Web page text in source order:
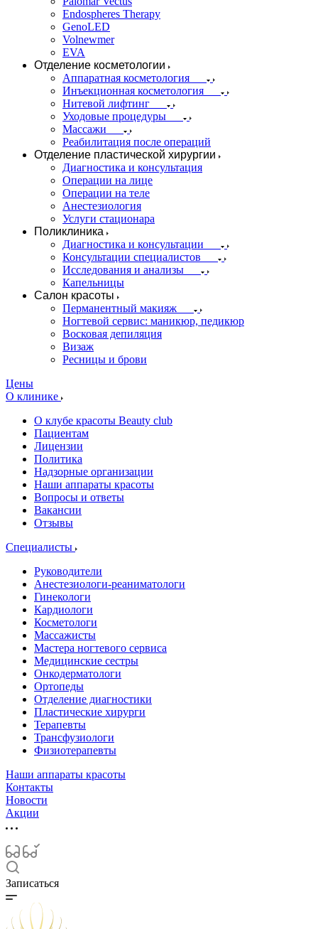
Endospheres Therapy
GenoLED
Volnewmer
EVA
Отделение косметологии
Аппаратная косметология
Инъекционная косметология
Нитевой лифтинг
Уходовые процедуры
Массажи
Реабилитация после операций
Отделение пластической хирургии
Диагностика и консультация
Операции на лице
Операции на теле
Анестезиология
Услуги стационара
Поликлиника
Диагностика и консультации
Консультации специалистов
Исследования и анализы
Капельницы
Салон красоты
Перманентный макияж
Ногтевой сервис: маникюр, педикюр
Восковая депиляция
Визаж
Ресницы и брови
Цены
О клинике
О клубе красоты Beauty club
Пациентам
Лицензии
Политика
Надзорные организации
Наши аппараты красоты
Вопросы и ответы
Вакансии
Отзывы
Специалисты
Руководители
Анестезиологи-реаниматологи
Гинекологи
Кардиологи
Косметологи
Массажисты
Мастера ногтевого сервиса
Медицинские сестры
Онкодерматологи
Ортопеды
Отделение диагностики
Пластические хирурги
Терапевты
Трансфузиологи
Физиотерапевты
Наши аппараты красоты
Контакты
Новости
Акции
Записаться